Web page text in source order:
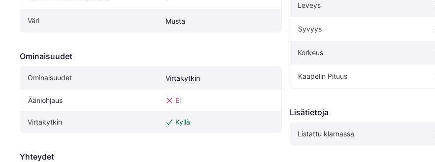
Väri Musta
Ominaisuudet
Ominaisuudet Virtakytkin
Ääniohjaus Ei
Virtakytkin Kyllä
Yhteydet
Leveys
Syvyys
Korkeus
Kaapelin Pituus
Lisätietoja
Listattu klarnassa